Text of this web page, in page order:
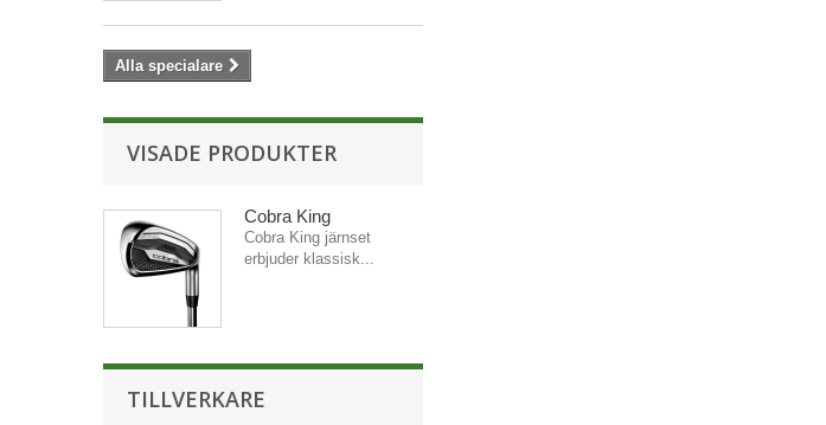
Alla specialare
VISADE PRODUKTER
Cobra King
Cobra King järnset
erbjuder klassisk...
TILLVERKARE